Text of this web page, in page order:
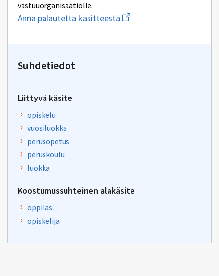
vastuuorganisaatiolle.
Anna palautetta käsitteestä Aloita
uuden
Suhdetiedot
Liittyvä käsite
opiskelu
vuosiluokka
perusopetus
peruskoulu
luokka
Koostumussuhteinen alakäsite
oppilas
opiskelija